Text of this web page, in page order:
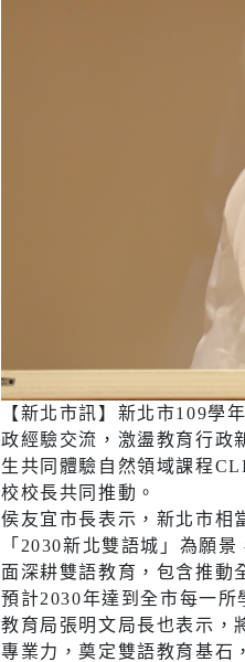
樹木保護專區
【新北市訊】新北市109學
政經驗交流，激盪教育行政
生共同體驗自然領域課程
校校長共同推動。
侯友宜市長表示，新北市相
「2030新北雙語城」為願
面深耕雙語教育，包含推動
預計2030年達到全市每一
教育局張明文局長也表示，
專業力，奠定雙語教育基石